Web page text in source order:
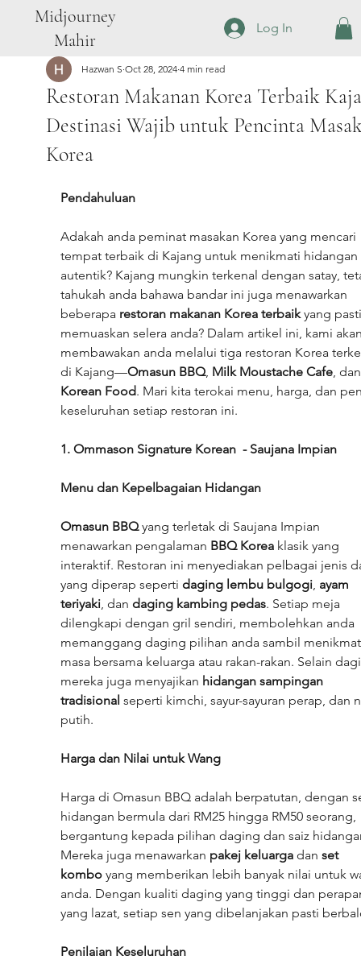
Midjourney
Mahir
Log In
Restoran Makanan Korea Terbaik
Destinasi Wajib untuk Pencinta
Korea
Hazwan S Oct 28, 2024 4 min read
Pendahuluan
Adakah anda peminat masakan Korea yang mencari
tempat terbaik di Kajang untuk menikmati hidangan
autentik? Kajang mungkin terkenal dengan satay,
tahukah anda bahawa bandar ini juga menawarkan
beberapa restoran makanan Korea terbaik yang
memuaskan selera anda? Dalam artikel ini, kami
membawakan anda melalui tiga restoran Korea
di Kajang—Omasun BBQ, Milk Moustache Cafe,
Korean Food. Mari kita terokai menu, harga, dan
keseluruhan setiap restoran ini.
1. Ommason Signature Korean  - Saujana Impian
Menu dan Kepelbagaian Hidangan
Omasun BBQ yang terletak di Saujana Impian
menawarkan pengalaman BBQ Korea klasik yang
interaktif. Restoran ini menyediakan pelbagai jenis
yang diperap seperti daging lembu bulgogi, ayam
teriyaki, dan daging kambing pedas. Setiap meja
dilengkapi dengan gril sendiri, membolehkan anda
memanggang daging pilihan anda sambil
masa bersama keluarga atau rakan-rakan. Selain
mereka juga menyajikan hidangan sampingan
tradisional seperti kimchi, sayur-sayuran perap, dan
putih.
Harga dan Nilai untuk Wang
Harga di Omasun BBQ adalah berpatutan, dengan
hidangan bermula dari RM25 hingga RM50 seorang,
bergantung kepada pilihan daging dan saiz
Mereka juga menawarkan pakej keluarga dan set
kombo yang memberikan lebih banyak nilai untuk
anda. Dengan kualiti daging yang tinggi dan
yang lazat, setiap sen yang dibelanjakan pasti
Penilaian Keseluruhan